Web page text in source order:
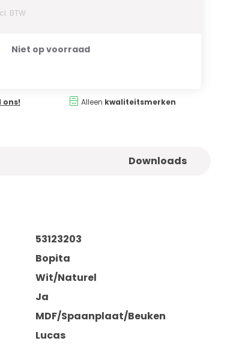
BTW
Niet op voorraad
ons! Alleen kwaliteitsmerken
Downloads
53123203
Bopita
Wit/Naturel
Ja
MDF/Spaanplaat/Beuken
Lucas